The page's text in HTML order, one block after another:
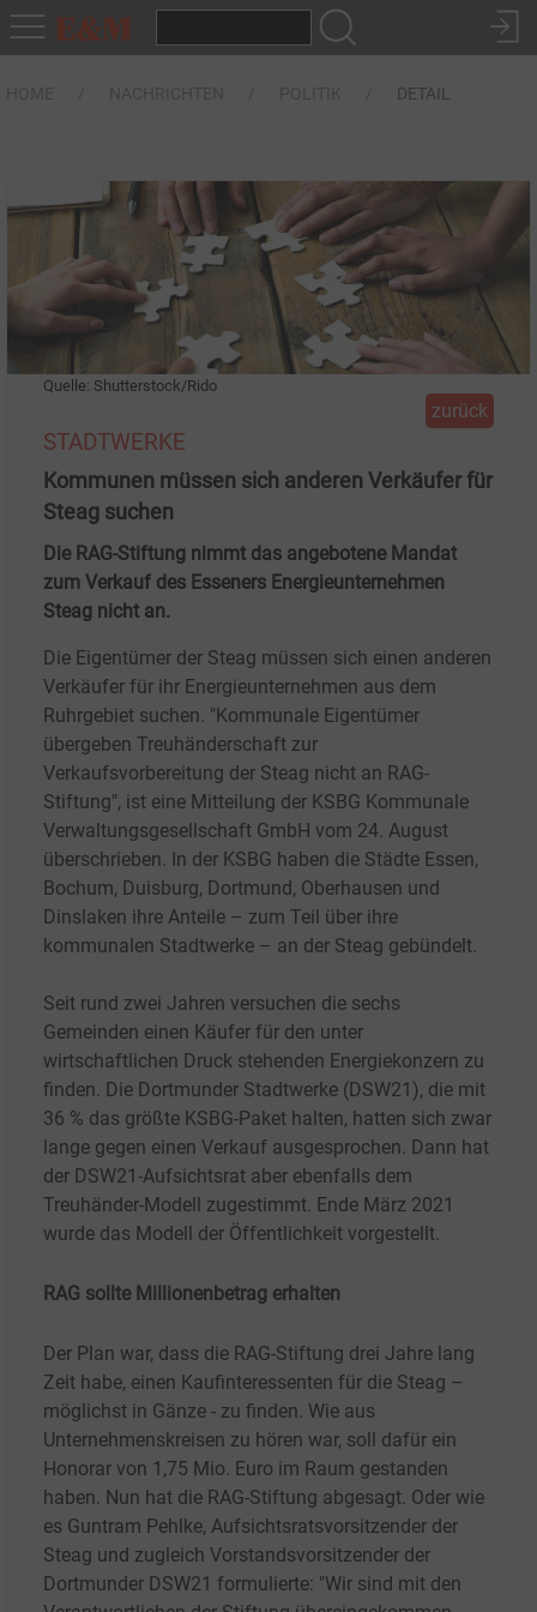
DETAIL
Quelle: Shutterstock/Rido
zurück
STADTWERKE
Kommunen müssen sich anderen Verkäufer für
Steag suchen
Die RAG-Stiftung nimmt das angebotene Mandat
zum Verkauf des Esseners Energieunternehmen
Steag nicht an.
Die Eigentümer der Steag müssen sich einen anderen
Verkäufer für ihr Energieunternehmen aus dem
Ruhrgebiet suchen. "Kommunale Eigentümer
übergeben Treuhänderschaft zur
Verkaufsvorbereitung der Steag nicht an RAG-
Stiftung", ist eine Mitteilung der KSBG Kommunale
Verwaltungsgesellschaft GmbH vom 24. August
überschrieben. In der KSBG haben die Städte Essen,
Bochum, Duisburg, Dortmund, Oberhausen und
Dinslaken ihre Anteile – zum Teil über ihre
kommunalen Stadtwerke – an der Steag gebündelt.
Seit rund zwei Jahren versuchen die sechs
Gemeinden einen Käufer für den unter
wirtschaftlichen Druck stehenden Energiekonzern zu
finden. Die Dortmunder Stadtwerke (DSW21), die mit
36 % das größte KSBG-Paket halten, hatten sich zwar
lange gegen einen Verkauf ausgesprochen. Dann hat
der DSW21-Aufsichtsrat aber ebenfalls dem
Treuhänder-Modell zugestimmt. Ende März 2021
wurde das Modell der Öffentlichkeit vorgestellt.
RAG sollte Millionenbetrag erhalten
Der Plan war, dass die RAG-Stiftung drei Jahre lang
Zeit habe, einen Kaufinteressenten für die Steag –
möglichst in Gänze - zu finden. Wie aus
Unternehmenskreisen zu hören war, soll dafür ein
Honorar von 1,75 Mio. Euro im Raum gestanden
haben. Nun hat die RAG-Stiftung abgesagt. Oder wie
es Guntram Pehlke, Aufsichtsratsvorsitzender der
Steag und zugleich Vorstandsvorsitzender der
Dortmunder DSW21 formulierte: "Wir sind mit den